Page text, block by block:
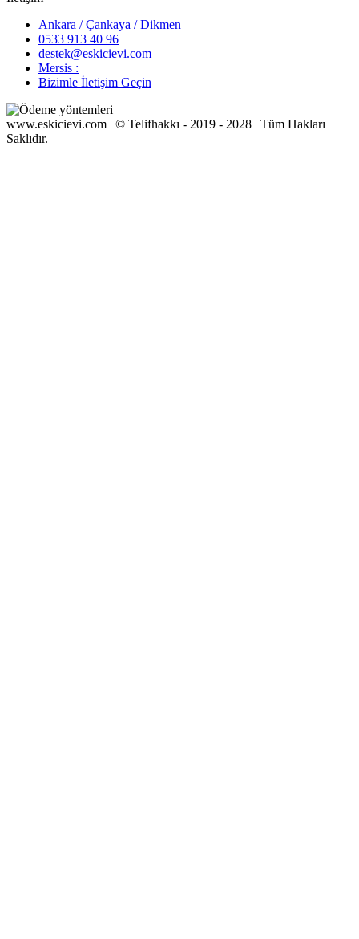
Ankara / Çankaya / Dikmen
0533 913 40 96
destek@eskicievi.com
Mersis :
Bizimle İletişim Geçin
www.eskicievi.com | © Telifhakkı - 2019 - 2028 | Tüm Hakları
Saklıdır.